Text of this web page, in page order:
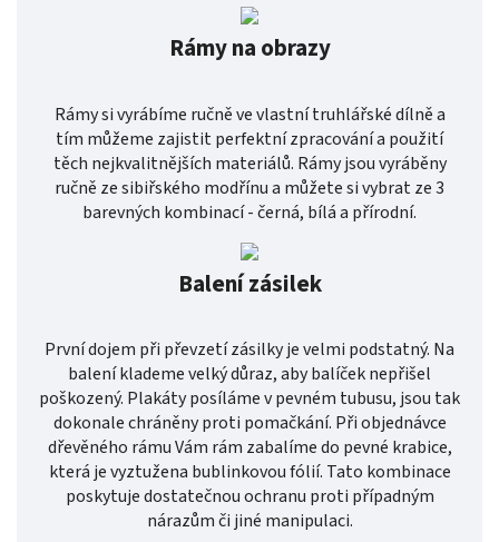
Rámy na obrazy
Rámy si vyrábíme ručně ve vlastní truhlářské dílně a
tím můžeme zajistit perfektní zpracování a použití
těch nejkvalitnějších materiálů. Rámy jsou vyráběny
ručně ze sibiřského modřínu a můžete si vybrat ze 3
barevných kombinací - černá, bílá a přírodní.
Balení zásilek
První dojem při převzetí zásilky je velmi podstatný. Na
balení klademe velký důraz, aby balíček nepřišel
poškozený. Plakáty posíláme v pevném tubusu, jsou tak
dokonale chráněny proti pomačkání. Při objednávce
dřevěného rámu Vám rám zabalíme do pevné krabice,
která je vyztužena bublinkovou fólií. Tato kombinace
poskytuje dostatečnou ochranu proti případným
nárazům či jiné manipulaci.